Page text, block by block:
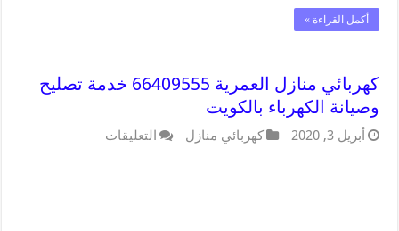
أكمل القراءة »
كهربائي منازل العمرية 66409555 خدمة تصليح
وصيانة الكهرباء بالكويت
أبريل 3, 2020 كهربائي منازل التعليقات